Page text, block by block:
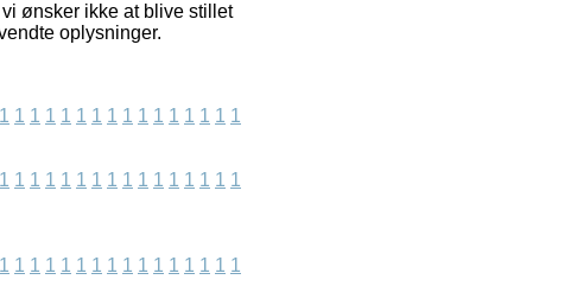
ønsker ikke at blive stillet
oplysninger.
1 1 1 1 1 1 1 1 1 1 1 1 1 1 1 1
1 1 1 1 1 1 1 1 1 1 1 1 1 1 1 1
1 1 1 1 1 1 1 1 1 1 1 1 1 1 1 1